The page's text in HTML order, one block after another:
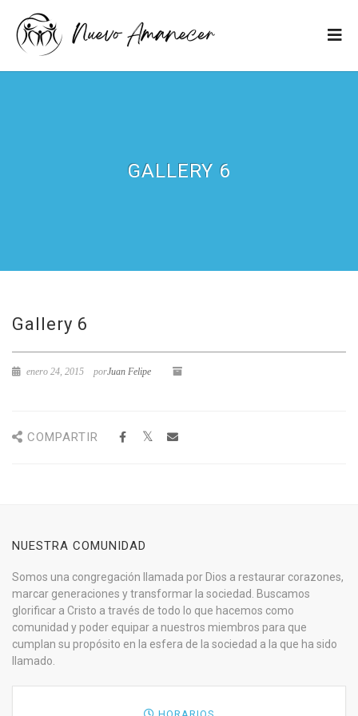
GALLERY 6
Gallery 6
enero 24, 2015 porJuan Felipe
COMPARTIR
NUESTRA COMUNIDAD
Somos una congregación llamada por Dios a restaurar corazones,
marcar generaciones y transformar la sociedad. Buscamos
glorificar a Cristo a través de todo lo que hacemos como
comunidad y poder equipar a nuestros miembros para que
cumplan su propósito en la esfera de la sociedad a la que ha sido
llamado.